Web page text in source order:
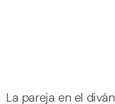
La pareja en el diván